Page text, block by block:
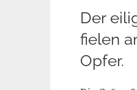
Der
fielen
Opfer.